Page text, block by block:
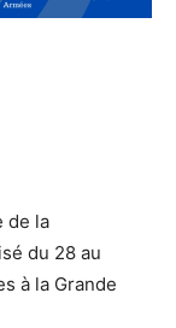
de la
du 28 au
à la Grande